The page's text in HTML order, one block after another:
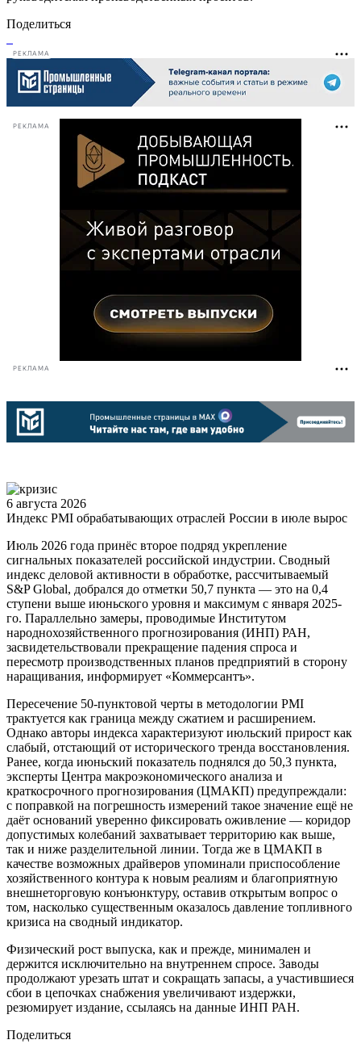
Поделиться
РЕКЛАМА
РЕКЛАМА
РЕКЛАМА
6 августа 2026
Индекс PMI обрабатывающих отраслей России в июле вырос
Июль 2026 года принёс второе подряд укрепление
сигнальных показателей российской индустрии. Сводный
индекс деловой активности в обработке, рассчитываемый
S&P Global, добрался до отметки 50,7 пункта — это на 0,4
ступени выше июньского уровня и максимум с января 2025-
го. Параллельно замеры, проводимые Институтом
народнохозяйственного прогнозирования (ИНП) РАН,
засвидетельствовали прекращение падения спроса и
пересмотр производственных планов предприятий в сторону
наращивания, информирует «Коммерсантъ».
Пересечение 50-пунктовой черты в методологии PMI
трактуется как граница между сжатием и расширением.
Однако авторы индекса характеризуют июльский прирост как
слабый, отстающий от исторического тренда восстановления.
Ранее, когда июньский показатель поднялся до 50,3 пункта,
эксперты Центра макроэкономического анализа и
краткосрочного прогнозирования (ЦМАКП) предупреждали:
с поправкой на погрешность измерений такое значение ещё не
даёт оснований уверенно фиксировать оживление — коридор
допустимых колебаний захватывает территорию как выше,
так и ниже разделительной линии. Тогда же в ЦМАКП в
качестве возможных драйверов упоминали приспособление
хозяйственного контура к новым реалиям и благоприятную
внешнеторговую конъюнктуру, оставив открытым вопрос о
том, насколько существенным оказалось давление топливного
кризиса на сводный индикатор.
Физический рост выпуска, как и прежде, минимален и
держится исключительно на внутреннем спросе. Заводы
продолжают урезать штат и сокращать запасы, а участившиеся
сбои в цепочках снабжения увеличивают издержки,
резюмирует издание, ссылаясь на данные ИНП РАН.
Поделиться